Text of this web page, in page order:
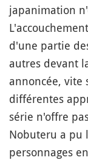
japanimation
d'une partie
autres devant
annoncée, vite
différentes
série n'offre
Nobuteru a pu
personnages